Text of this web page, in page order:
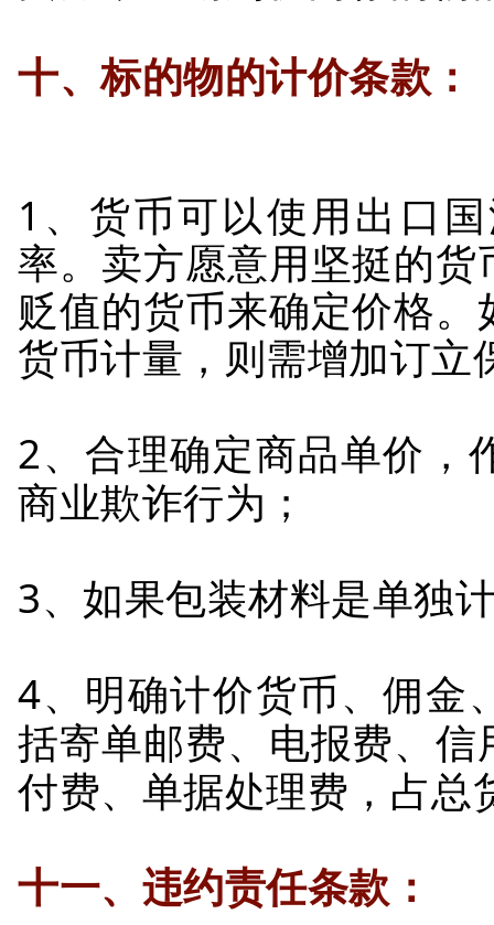
十、标的物的计价条款：
1、货币可以使用出口
率。卖方愿意用坚挺的
贬值的货币来确定价格
货币计量，则需增加订
2、合理确定商品单价，
商业欺诈行为；
3、如果包装材料是单独
4、明确计价货币、佣金
括寄单邮费、电报费、
付费、单据处理费，占总
十一、违约责任条款：